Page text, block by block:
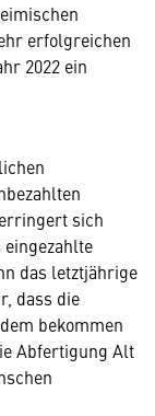
erfolgreichen
2022 ein
sich
das letztjährige
dass die
bekommen
Abfertigung Alt